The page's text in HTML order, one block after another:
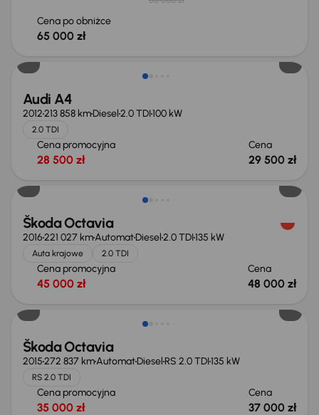
Cena po obniżce
65 000 zł
Audi A4
2012213 858 kmDiesel2.0 TDI100 kW
2.0 TDI
Cena promocyjna
28 500 zł
Cena
29 500 zł
Škoda Octavia
2016221 027 kmAutomatDiesel2.0 TDI135 kW
Auta krajowe 2.0 TDI
Cena promocyjna
45 000 zł
Cena
48 000 zł
Škoda Octavia
2015272 837 kmAutomatDiesel RS 2.0 TDI135 kW
RS 2.0 TDI
Cena promocyjna
35 000 zł
Cena
37 000 zł